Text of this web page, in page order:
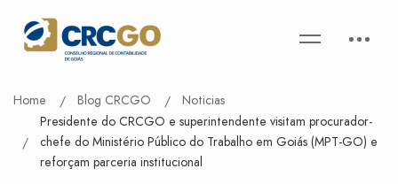
Home Blog CRCGO
Noticias
Presidente do CRCGO e superintendente visitam procurador-
chefe do Ministério Público do Trabalho em Goiás (MPT-GO) e
reforçam parceria institucional